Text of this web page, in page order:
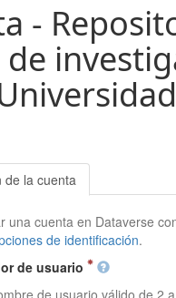
-
de la cuenta
una cuenta en Dataverse
de identificación.
de usuario
de usuario válido de 2